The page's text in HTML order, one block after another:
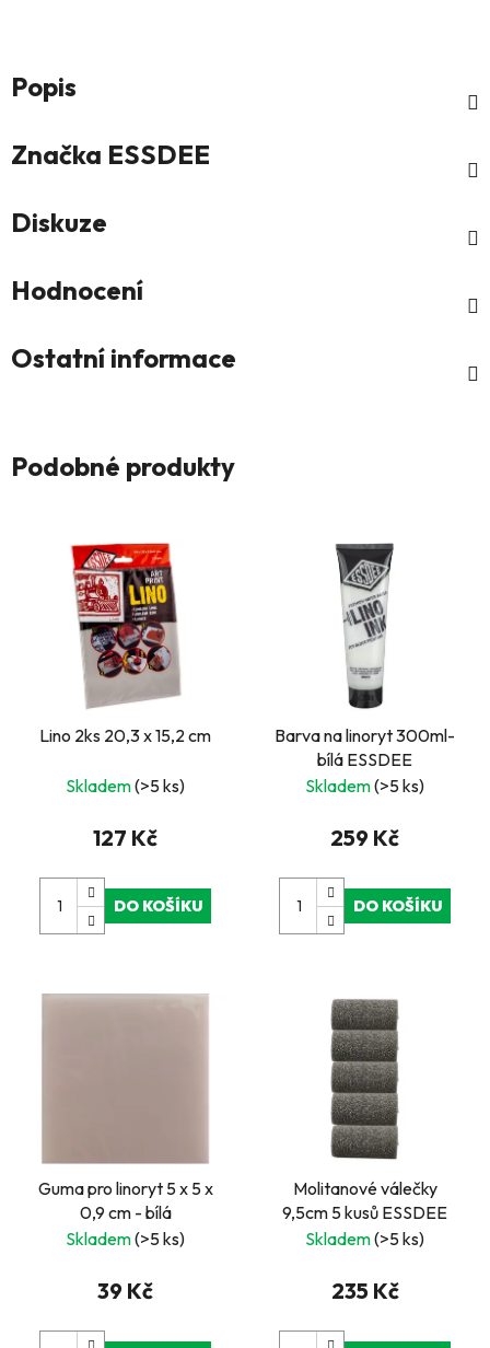
Popis
Značka ESSDEE
Diskuze
Hodnocení
Ostatní informace
Podobné produkty
Lino 2ks 20,3 x 15,2 cm
Skladem(>5 ks)
127 Kč
DO KOŠÍKU
Barva na linoryt 300ml-
bílá ESSDEE
Skladem(>5 ks)
259 Kč
DO KOŠÍKU
Guma pro linoryt 5 x 5 x
0,9 cm - bílá
Skladem(>5 ks)
39 Kč
Molitanové válečky
9,5cm 5 kusů ESSDEE
Skladem(>5 ks)
235 Kč